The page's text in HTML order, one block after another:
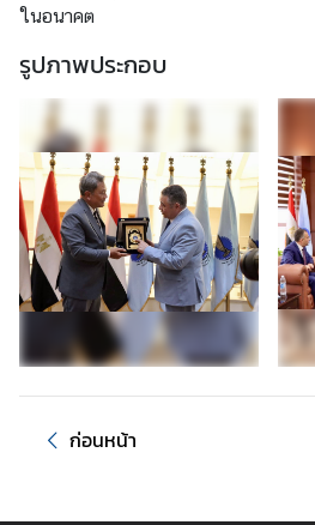
อ
ง
เ
ที่
ย
ว
ลิ
ค์
ในอนาคต
รูปภาพประกอบ
ก่อนหน้า